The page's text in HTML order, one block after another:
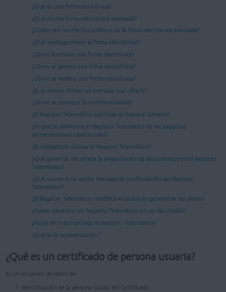
¿Qué es una firma electrónica?
¿Qué es una firma electrónica avanzada?
¿Cuáles son los efectos jurídicos de la firma electrónica avanzada?
¿Qué ventajas ofrece la firma electrónica?
¿Cómo funciona una firma electrónica?
¿Cómo se genera una firma electrónica?
¿Cómo se verifica una firma electrónica?
¿Es lo mismo firmar un mensaje que cifrarlo?
¿Cómo se consigue la confidencialidad?
¿El Registro Telemático sustituye al Registro General?
¿En qué se diferencia el Registro Telemático de los Registros
administrativos tradicionales?
¿Es obligatorio utilizar el Registro Telemático?
¿Qué garantía me ofrece la presentación de documentos en el Registro
Telemático?
¿Qué ocurre si no recibo mensaje de confirmación del Registro
Telemático?
¿El Registro Telemático modifica el cómputo general de los plazos?
¿Puedo presentar un Registro Telemático en un día inhábil?
¿Podrá ser interrumpido el Registro Telemático?
¿Qué es la representación?
¿Qué es un certificado de persona usuaria?
Es un conjunto de datos de:
Identificación de la persona titular del Certificado.